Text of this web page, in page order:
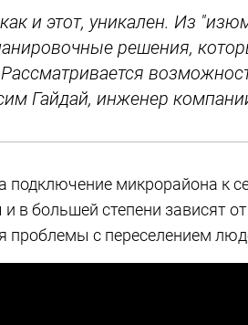
и этот, уникален. Из
решения,
Гайдай, инженер
подключение микрорайона к
в большей степени зависят
проблемы с переселением